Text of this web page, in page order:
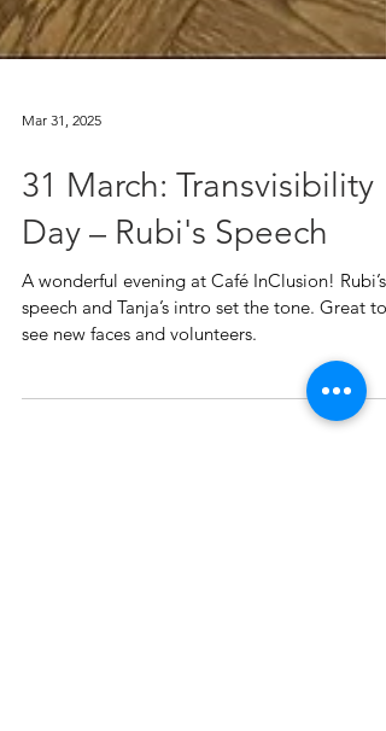
Mar 31, 2025
31 March: Transvisibility
Day – Rubi's Speech
A wonderful evening at Café InClusion! Rubi’s
speech and Tanja’s intro set the tone. Great to